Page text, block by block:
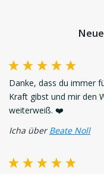
Danke, dass du immer
Kraft gibst und mir den
weiterweiß. ❤️
Icha überBeate Noll